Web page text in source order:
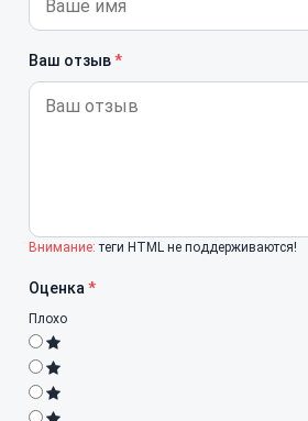
Ваш отзыв
Внимание: теги HTML не поддерживаются!
Оценка
Плохо